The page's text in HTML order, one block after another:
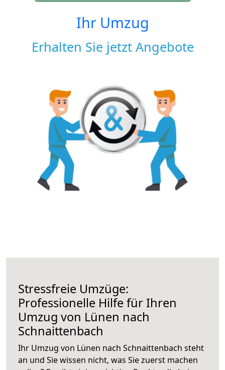
Ihr Umzug
Erhalten Sie jetzt Angebote
Stressfreie Umzüge:
Professionelle Hilfe für Ihren
Umzug von Lünen nach
Schnaittenbach
Ihr Umzug von Lünen nach Schnaittenbach steht
an und Sie wissen nicht, was Sie zuerst machen